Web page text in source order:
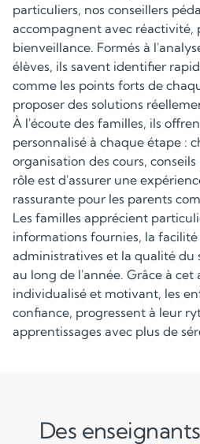
particuliers, nos conseillers
accompagnent avec réactivité,
bienveillance. Formés à
élèves, ils savent identifier
comme les points forts de
proposer des solutions
À l'écoute des familles, ils
personnalisé à chaque étape :
organisation des cours,
rôle est d'assurer une
rassurante pour les parents
Les familles apprécient
informations fournies, la facilité
administratives et la qualité du
au long de l'année. Grâce à
individualisé et motivant, les
confiance, progressent à leur
apprentissages avec plus de
Des